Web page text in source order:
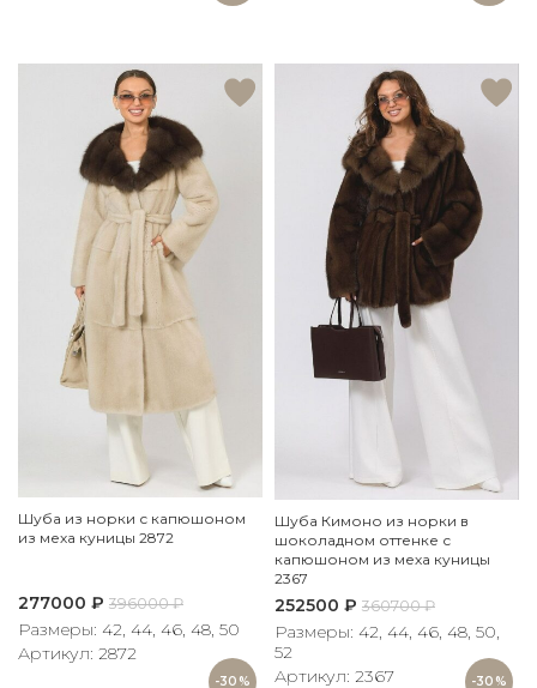
-30%
Шуба из норки с капюшоном
из меха куницы 2872
277000 ₽ 396000₽
Размеры: 42, 44, 46, 48, 50
Артикул: 2872
-30%
Шуба Кимоно из норки в
шоколадном оттенке с
капюшоном из меха куницы
2367
252500 ₽ 360700₽
Размеры: 42, 44, 46, 48, 50,
52
Артикул: 2367